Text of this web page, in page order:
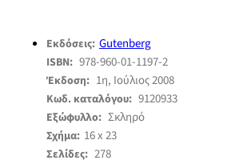
Εκδόσεις: Gutenberg
ISBN: 978-960-01-1197-2
Έκδοση: 1η, Ιούλιος 2008
Κωδ. καταλόγου: 9120933
Εξώφυλλο: Σκληρό
Σχήμα: 16 x 23
Σελίδες: 278